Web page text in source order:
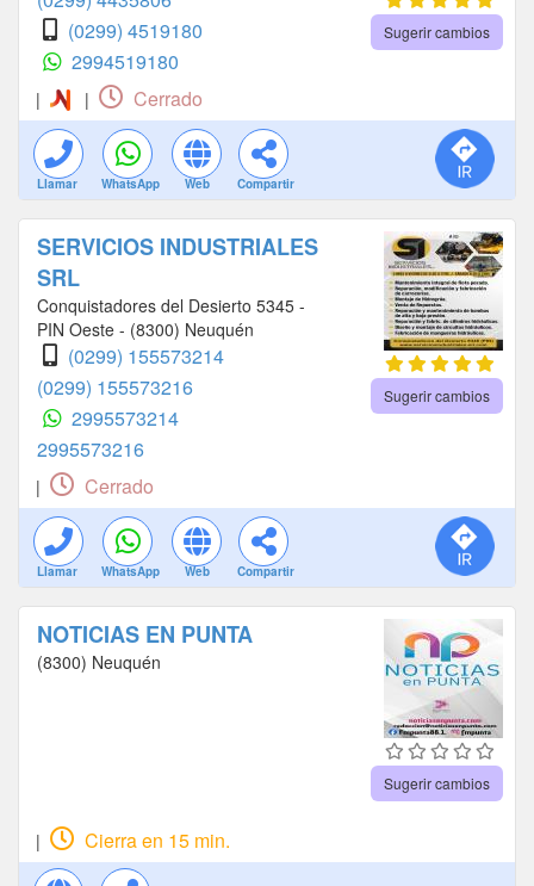
(0299) 4519180
2994519180
Sugerir cambios
| | Cerrado
Llamar WhatsApp Web Compartir
SERVICIOS INDUSTRIALES
SRL
Conquistadores del Desierto 5345 -
PIN Oeste - (8300) Neuquén
(0299) 155573214
(0299) 155573216
2995573214
2995573216
Sugerir cambios
| Cerrado
Llamar WhatsApp Web Compartir
NOTICIAS EN PUNTA
(8300) Neuquén
Sugerir cambios
| Cierra en 15 min.